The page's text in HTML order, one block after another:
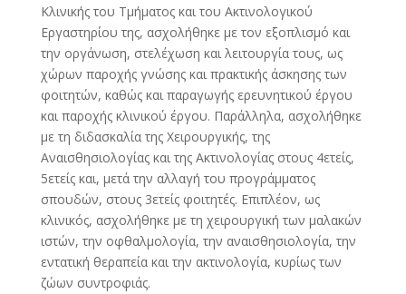
Κλινικής του Τμήματος και του Ακτινολογικού
Εργαστηρίου της, ασχολήθηκε με τον εξοπλισμό και
την οργάνωση, στελέχωση και λειτουργία τους, ως
χώρων παροχής γνώσης και πρακτικής άσκησης των
φοιτητών, καθώς και παραγωγής ερευνητικού έργου
και παροχής κλινικού έργου. Παράλληλα, ασχολήθηκε
με τη διδασκαλία της Χειρουργικής, της
Αναισθησιολογίας και της Ακτινολογίας στους 4ετείς,
5ετείς και, μετά την αλλαγή του προγράμματος
σπουδών, στους 3ετείς φοιτητές. Επιπλέον, ως
κλινικός, ασχολήθηκε με τη χειρουργική των μαλακών
ιστών, την οφθαλμολογία, την αναισθησιολογία, την
εντατική θεραπεία και την ακτινολογία, κυρίως των
ζώων συντροφιάς.